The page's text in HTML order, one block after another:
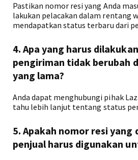
Pastikan nomor resi yang Anda
lakukan pelacakan dalam rentang
mendapatkan status terbaru dari
4. Apa yang harus
pengiriman tidak berubah
yang lama?
Anda dapat menghubungi pihak
tahu lebih lanjut tentang status
5. Apakah nomor resi yang
penjual harus digunakan